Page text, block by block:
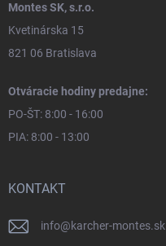
Montes SK, s.r.o.
Kvetinárska 15
821 06 Bratislava
Otváracie hodiny predajne:
PO-ŠT: 8:00 - 16:00
PIA: 8:00 - 13:00
KONTAKT
info@karcher-montes.sk